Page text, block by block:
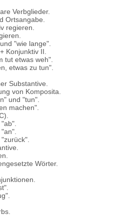
Verbglieder.
Ortsangabe.
regieren.
"wie lange".
Konjunktiv II.
tut etwas weh".
etwas zu tun".
Substantive.
von Komposita.
und "tun".
machen".
Wörter.